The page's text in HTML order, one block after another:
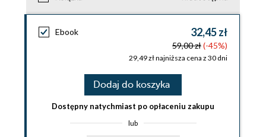
Ebook 32,45 zł
59,00 zł(-45%)
29,49 zł najniższa cena z 30 dni
Dodaj do koszyka
Dostępny natychmiast po opłaceniu zakupu
lub